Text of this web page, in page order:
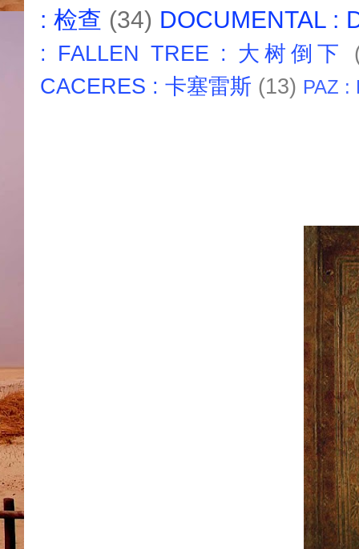
: 检查 (34) DOCUMENTAL :
: FALLEN TREE : 大树倒下
CACERES : 卡塞雷斯 (13) PAZ :